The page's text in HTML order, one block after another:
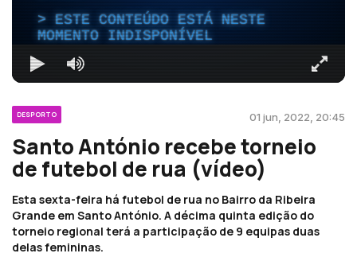
ESTE CONTEÚDO ESTÁ NESTE
MOMENTO INDISPONÍVEL
DESPORTO 01 jun, 2022, 20:45
Santo António recebe torneio
de futebol de rua (vídeo)
Esta sexta-feira há futebol de rua no Bairro da Ribeira
Grande em Santo António. A décima quinta edição do
torneio regional terá a participação de 9 equipas duas
delas femininas.